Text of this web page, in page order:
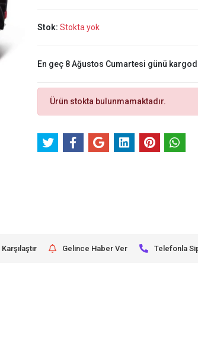
Stok: Stokta yok
En geç 8 Ağustos Cumartesi günü
Ürün stokta bulunmamaktadır.
Karşılaştır Gelince Haber Ver Telefonla